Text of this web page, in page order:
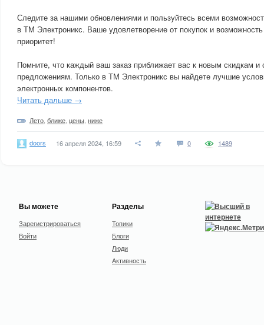
Следите за нашими обновлениями и пользуйтесь всеми
в ТМ Электроникс. Ваше удовлетворение от покупок и
приоритет!
Помните, что каждый ваш заказ приближает вас к новым скидкам и
предложениям. Только в ТМ Электроникс вы найдете лучшие
электронных компонентов.
Читать дальше →
Лето ближе цены ниже
doors 16 апреля 2024, 16:59 0 1489
Вы можете
Зарегистрироваться
Войти
Разделы
Топики
Блоги
Люди
Активность